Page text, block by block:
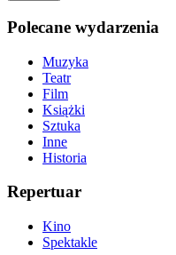
Polecane wydarzenia
Muzyka
Teatr
Film
Książki
Sztuka
Inne
Historia
Repertuar
Kino
Spektakle